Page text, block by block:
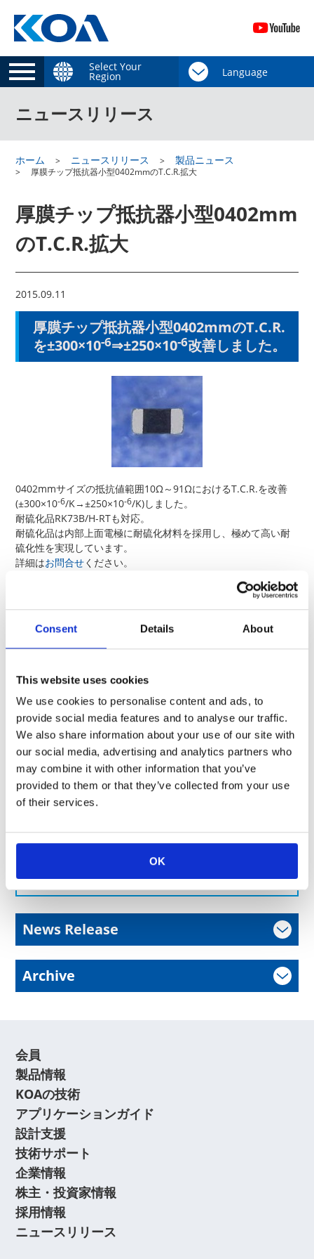
Consent Details About
This website uses cookies
We use cookies to personalise content and ads, to
provide social media features and to analyse our traffic.
We also share information about your use of our site with
our social media, advertising and analytics partners who
may combine it with other information that you’ve
provided to them or that they’ve collected from your use
of their services.
OK
Select Your
Region
ニュースリリース
ホーム ニュースリリース 製品ニュース
厚膜チップ抵抗器小型0402mmのT.C.R.拡大
厚膜チップ抵抗器小型0402mm
のT.C.R.拡大
2015.09.11
厚膜チップ抵抗器小型0402mmのT.C.R.
を±300×10-6⇒±250×10-6改善しました。
0402mmサイズの抵抗値範囲10Ω～91ΩにおけるT.C.R.を改善
(±300×10-6/K→±250×10-6/K)しました。
耐硫化品RK73B/H-RTも対応。
耐硫化品は内部上面電極に耐硫化材料を採用し、極めて高い耐
硫化性を実現しています。
詳細はお問合せください。
抵抗値
RK73B
0.03W 10≦R＜100
RK73B-RT
RK73H
製品のお問い合わせはこちら
お客様の課題に合わせてご提案します。お気軽にご相談く
ださい。
よくあるご質問
お問い合わせフォーム
News Release
Archive
会員
製品情報
KOAの技術
アプリケーションガイド
設計支援
技術サポート
企業情報
株主・投資家情報
採用情報
ニュースリリース